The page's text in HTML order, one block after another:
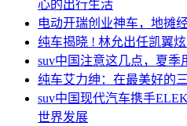
心的出行生活
电动开瑞创业神车，地摊
纯车揭晓 ! 林允出任凯翼
suv中国注意这几点，夏季
纯车艾力绅：在最美好的
suv中国现代汽车携手
世界发展